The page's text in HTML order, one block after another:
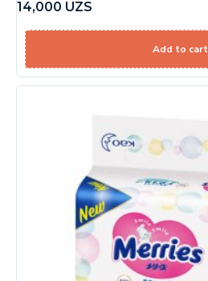
14,000 UZS
Add to cart